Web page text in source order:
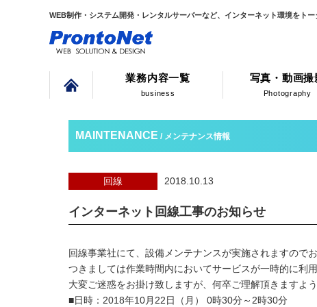
WEB制作・システム開発・レンタルサーバーなど、インターネット環境をトー
業務内容一覧
business
写真・動画撮
Photography
MAINTENANCE / メンテナンス情報
回線 2018.10.13
インターネット回線工事のお知らせ
回線事業社にて、設備メンテナンスが実施されますので
つきましては作業時間内においてサービスが一時的に利
大変ご迷惑をお掛け致しますが、何卒ご理解頂きますよ
■日時：2018年10月22日（月） 0時30分～2時30分